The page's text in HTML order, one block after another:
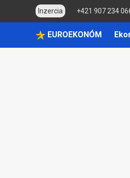
Inzercia +421 907 234
EUROEKONÓM